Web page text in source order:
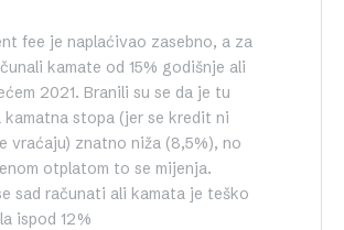
fee je naplaćivao zasebno, a za
kamate od 15% godišnje ali
2021. Branili su se da je tu
stopa (jer se kredit ni
vraćaju) znatno niža (8,5%), no
otplatom to se mijenja.
sad računati ali kamata je teško
ispod 12%